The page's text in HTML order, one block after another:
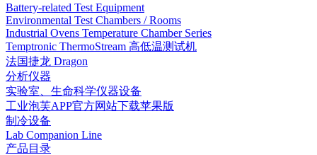
Battery-related Test Equipment
Environmental Test Chambers / Rooms
Industrial Ovens Temperature Chamber Series
Temptronic ThermoStream 高低温测试机
法国捷龙 Dragon
分析仪器
实验室、生命科学仪器设备
工业泡芙APP官方网站下载苹果版
制冷设备
Lab Companion Line
产品目录